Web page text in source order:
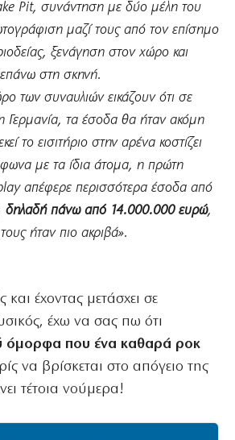
Pit, συνάντηση με δύο μέλη του
μαζί τους από τον επίσημο
ξενάγηση στον χώρο και
στη σκηνή.
των συναυλιών εικάζουν ότι σε
τα έσοδα θα ήταν ακόμη
το εισιτήριο στην αρένα κοστίζει
με τα ίδια άτομα, η πρώτη
απέφερε περισσότερα έσοδα από
δηλαδή πάνω από 14.000.000 ευρώ,
ήταν πιο ακριβά».
έχοντας μετάσχει σε
έχω να σας πω ότι
όμορφα που ένα καθαρά ροκ
να βρίσκεται στο απόγειο της
τέτοια νούμερα!